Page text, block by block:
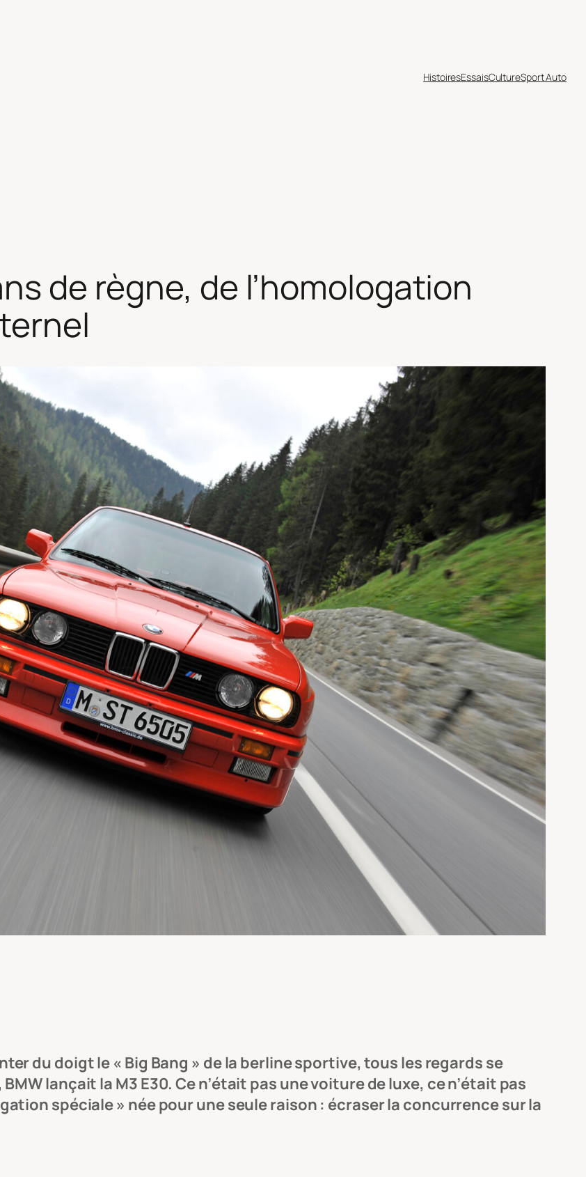
HistoiresEssaisCultureSport Auto
de règne, de l’homologation
du doigt le « Big Bang » de la berline sportive, tous les regards se
lançait la M3 E30. Ce n’était pas une voiture de luxe, ce n’était pas
spéciale » née pour une seule raison : écraser la concurrence sur la